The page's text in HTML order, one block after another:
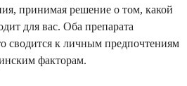
принимая решение о том, какой
для вас. Оба препарата
сводится к личным предпочтениям
факторам.